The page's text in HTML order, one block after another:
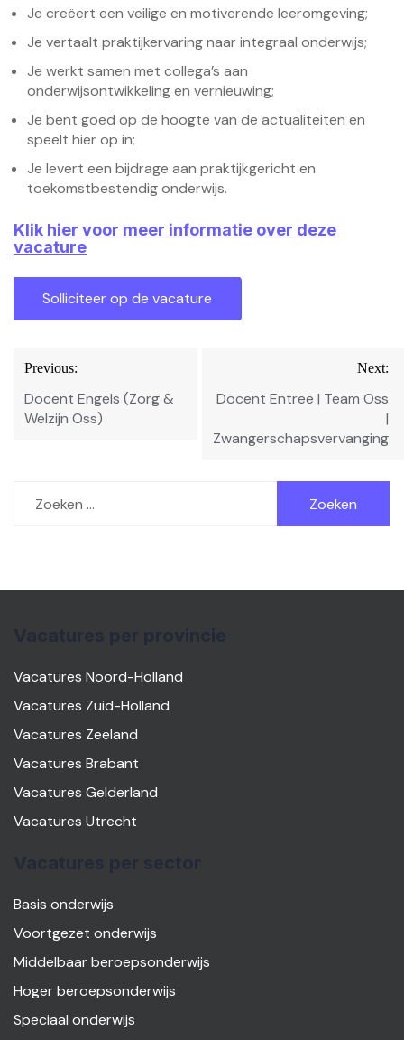
Je creëert een veilige en motiverende leeromgeving;
Je vertaalt praktijkervaring naar integraal onderwijs;
Je werkt samen met collega’s aan
onderwijsontwikkeling en vernieuwing;
Je bent goed op de hoogte van de actualiteiten en
speelt hier op in;
Je levert een bijdrage aan praktijkgericht en
toekomstbestendig onderwijs.
Klik hier voor meer informatie over deze
vacature
Bericht
navigatie
Previous:
Docent Engels (Zorg &
Welzijn Oss)
Next:
Docent Entree | Team Oss
|
Zwangerschapsvervanging
naar:
Vacatures Noord-Holland
Vacatures Zuid-Holland
Vacatures Zeeland
Vacatures Brabant
Vacatures Gelderland
Vacatures Utrecht
Basis onderwijs
Voortgezet onderwijs
Middelbaar beroepsonderwijs
Hoger beroepsonderwijs
Speciaal onderwijs